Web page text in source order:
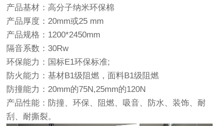
产品基材：高分子纳米环保棉
产品厚度：20mm或25 mm
产品规格：1200*2450mm
隔音系数：30Rw
环保能力：国标E1环保标准;
防火能力：基材B1级阻燃，面料B1级阻燃
防撞能力：20mm的75N,25mm的120N
产品性能：防撞、环保、阻燃、吸音、防水、装饰、耐
刮、耐撕裂。